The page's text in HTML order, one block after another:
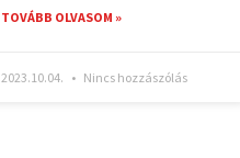
TOVÁBB OLVASOM »
2023.10.04. Nincs hozzászólás